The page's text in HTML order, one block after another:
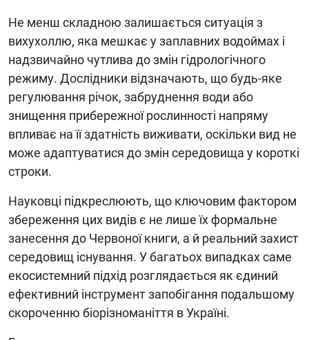
Не менш складною залишається ситуація з
вихухоллю, яка мешкає у заплавних водоймах і
надзвичайно чутлива до змін гідрологічного
режиму. Дослідники відзначають, що будь-яке
регулювання річок, забруднення води або
знищення прибережної рослинності напряму
впливає на її здатність виживати, оскільки вид не
може адаптуватися до змін середовища у короткі
строки.
Науковці підкреслюють, що ключовим фактором
збереження цих видів є не лише їх формальне
занесення до Червоної книги, а й реальний захист
середовищ існування. У багатьох випадках саме
екосистемний підхід розглядається як єдиний
ефективний інструмент запобігання подальшому
скороченню біорізноманіття в Україні.